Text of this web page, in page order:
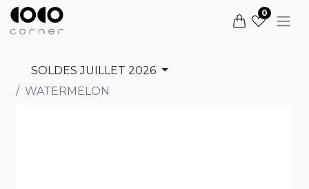
0
SOLDES JUILLET 2026
WATERMELON